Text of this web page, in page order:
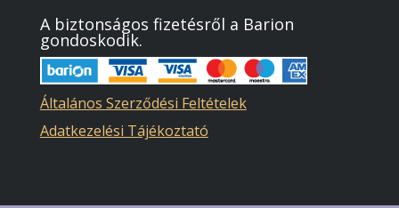
A biztonságos fizetésről a Barion
gondoskodik.
Általános Szerződési Feltételek
Adatkezelési Tájékoztató